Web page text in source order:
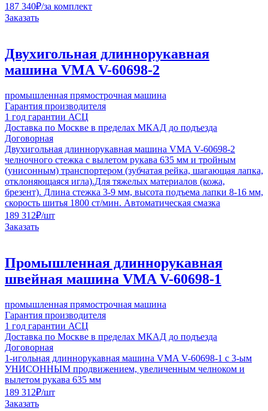
187 340₽/за комплект
Заказать
Двухигольная длиннорукавная
машина VMA V-60698-2
промышленная прямострочная машина
Гарантия производителя
1 год гарантии АСЦ
Доставка по Москве в пределах МКАД до подъезда
Договорная
Двухигольная длиннорукавная машина VMA V-60698-2
челночного стежка с вылетом рукава 635 мм и тройным
(унисонным) транспортером (зубчатая рейка, шагающая лапка,
отклоняющаяся игла).Для тяжелых материалов (кожа,
брезент). Длина стежка 3-9 мм, высота подъема лапки 8-16 мм,
скорость шитья 1800 ст/мин. Автоматическая смазка
189 312₽/шт
Заказать
Промышленная длиннорукавная
швейная машина VMA V-60698-1
промышленная прямострочная машина
Гарантия производителя
1 год гарантии АСЦ
Доставка по Москве в пределах МКАД до подъезда
Договорная
1-игольная длиннорукавная машина VMA V-60698-1 с 3-ым
УНИСОННЫМ продвижением, увеличенным челноком и
вылетом рукава 635 мм
189 312₽/шт
Заказать